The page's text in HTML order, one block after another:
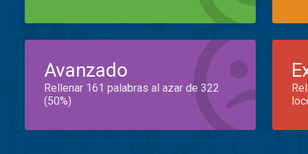
Avanzado
Rellenar 161 palabras al azar de 322
(50%)